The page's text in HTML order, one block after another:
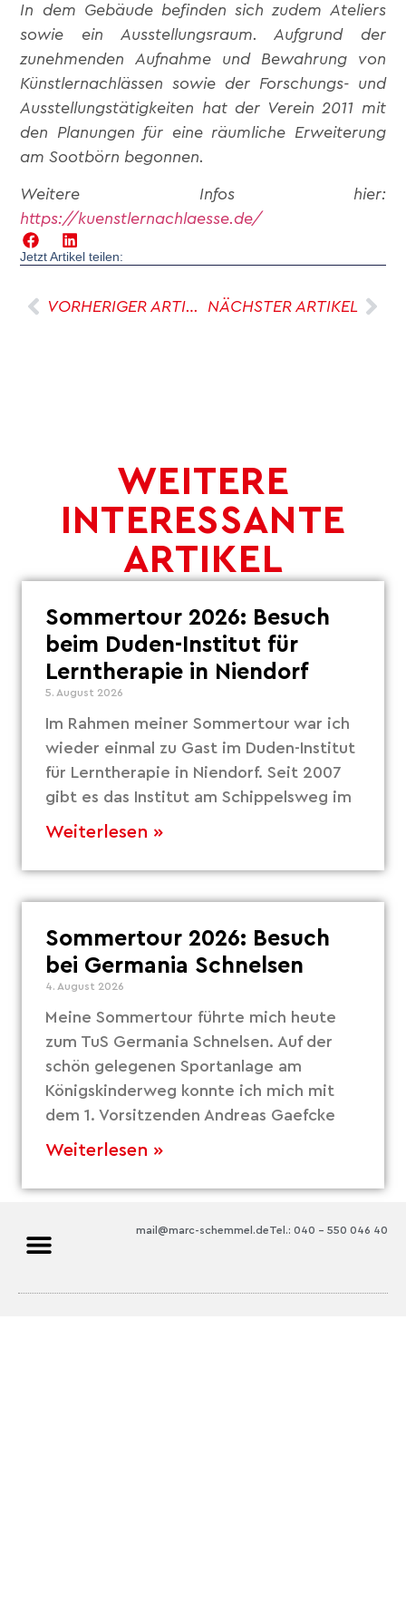
In dem Gebäude befinden sich zudem Ateliers
sowie ein Ausstellungsraum. Aufgrund der
zunehmenden Aufnahme und Bewahrung von
Künstlernachlässen sowie der Forschungs- und
Ausstellungstätigkeiten hat der Verein 2011 mit
den Planungen für eine räumliche Erweiterung
am Sootbörn begonnen.
Weitere Infos hier:
https://kuenstlernachlaesse.de/
Jetzt Artikel teilen:
VORHERIGER ARTIKEL NÄCHSTER ARTIKEL
WEITERE
INTERESSANTE
ARTIKEL
Sommertour 2026: Besuch
beim Duden-Institut für
Lerntherapie in Niendorf
5. August 2026
Im Rahmen meiner Sommertour war ich
wieder einmal zu Gast im Duden-Institut
für Lerntherapie in Niendorf. Seit 2007
gibt es das Institut am Schippelsweg im
Weiterlesen »
Sommertour 2026: Besuch
bei Germania Schnelsen
4. August 2026
Meine Sommertour führte mich heute
zum TuS Germania Schnelsen. Auf der
schön gelegenen Sportanlage am
Königskinderweg konnte ich mich mit
dem 1. Vorsitzenden Andreas Gaefcke
Weiterlesen »
Tel.: 040 – 550 046 40
mail@marc-schemmel.de